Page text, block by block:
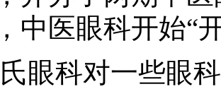
中医眼科开始“
眼科对一些眼